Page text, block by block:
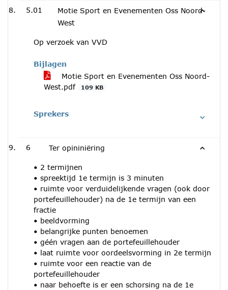
5.01
Motie Sport en Evenementen Oss Noord-
West
Op verzoek van VVD
Bijlagen
Motie Sport en Evenementen Oss Noord-
West.pdf
109 KB
Sprekers
6 Ter opininiëring
• 2 termijnen
• spreektijd 1e termijn is 3 minuten
• ruimte voor verduidelijkende vragen (ook door
portefeuillehouder) na de 1e termijn van een
fractie
• beeldvorming
• belangrijke punten benoemen
• géén vragen aan de portefeuillehouder
• laat ruimte voor oordeelsvorming in 2e termijn
• ruimte voor een reactie van de
portefeuillehouder
• naar behoefte is er een schorsing na de 1e